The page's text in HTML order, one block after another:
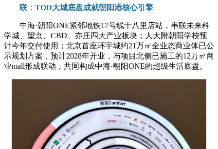
联：TOD大城底盘成就朝阳港核心引擎
中海·朝阳ONE紧邻地铁17号线十八里店站，串联未来科
学城、望京、CBD、亦庄四大产业板块；人大附朝阳学校预
计今年交付使用；北京首座环宇城约21万㎡全业态商业体已公
示规划方案，预计2028年开业，与项目北侧已施工的12万㎡商
业mall形成联动，共同构成中海·朝阳ONE的超级生活底盘。